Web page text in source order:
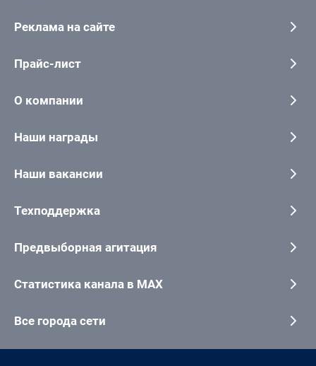
Реклама на сайте
Прайс-лист
О компании
Наши награды
Наши вакансии
Техподдержка
Предвыборная агитация
Статистика канала в MAX
Все города сети